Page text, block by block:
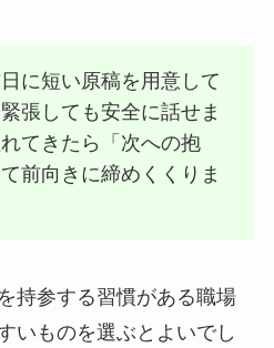
に短い原稿を用意して
張しても安全に話せま
てきたら「次への抱
前向きに締めくくりま
持参する習慣がある職場
いものを選ぶとよいでし